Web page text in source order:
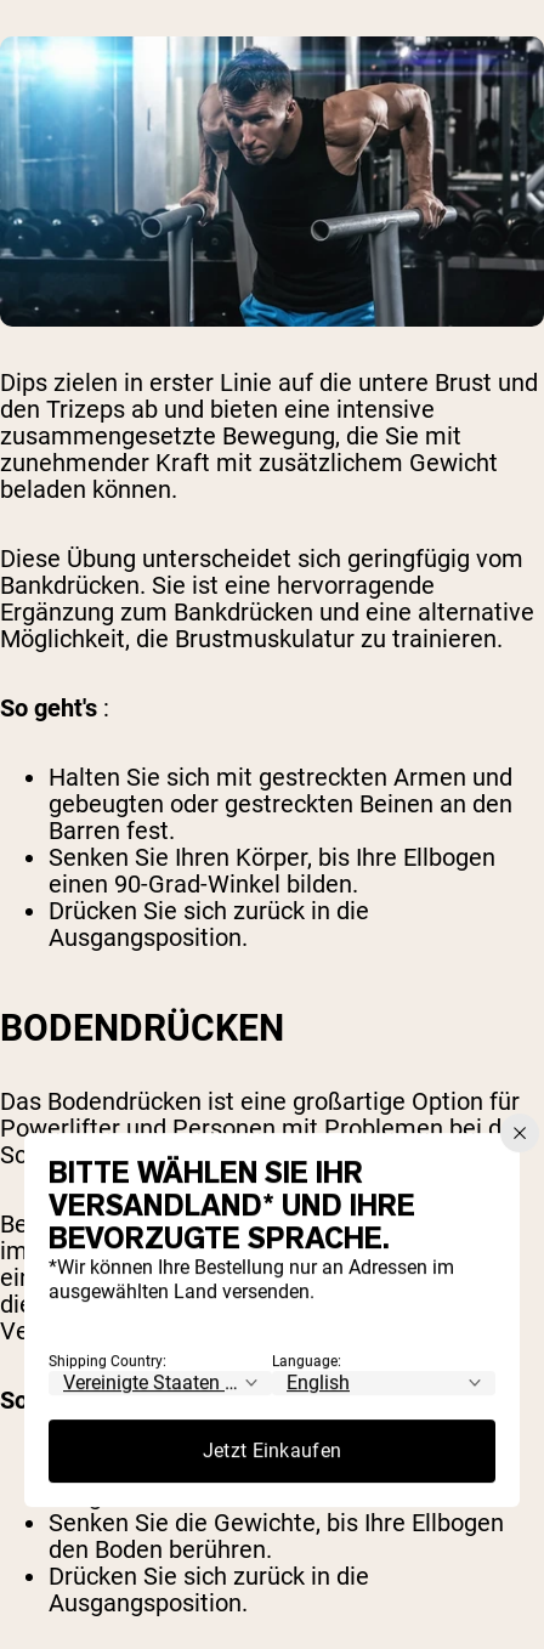
Dips zielen in erster Linie auf die untere Brust und
den Trizeps ab und bieten eine intensive
zusammengesetzte Bewegung, die Sie mit
zunehmender Kraft mit zusätzlichem Gewicht
beladen können.
Diese Übung unterscheidet sich geringfügig vom
Bankdrücken. Sie ist eine hervorragende
Ergänzung zum Bankdrücken und eine alternative
Möglichkeit, die Brustmuskulatur zu trainieren.
So geht's :
Halten Sie sich mit gestreckten Armen und
gebeugten oder gestreckten Beinen an den
Barren fest.
Senken Sie Ihren Körper, bis Ihre Ellbogen
einen 90-Grad-Winkel bilden.
Drücken Sie sich zurück in die
Ausgangsposition.
BODENDRÜCKEN
Das Bodendrücken ist eine großartige Option für
Powerlifter und Personen mit Problemen bei der
Schulterbeweglichkeit.
Beim Bodendrücken wird Ihr Bewegungsbereich
im Vergleich zum herkömmlichen Bankdrücken
eingeschränkt, sodass es besonders effektiv für
die Entwicklung der Lockout-Stärke und die
Verringerung der Schulterbelastung ist.
So geht's :
Senken Sie die Gewichte, bis Ihre Ellbogen
den Boden berühren.
Drücken Sie sich zurück in die
Ausgangsposition.
BITTE WÄHLEN SIE IHR
VERSANDLAND* UND IHRE
BEVORZUGTE SPRACHE.
*Wir können Ihre Bestellung nur an Adressen im
ausgewählten Land versenden.
Shipping Country: Language:
Jetzt Einkaufen